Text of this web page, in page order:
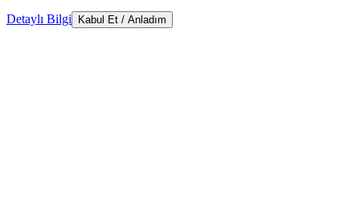
Detaylı Bilgi Kabul Et / Anladım